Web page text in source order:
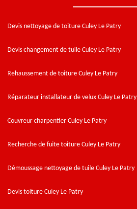
Devis nettoyage de toiture Culey Le Patry
Devis changement de tuile Culey Le Patry
Rehaussement de toiture Culey Le Patry
Réparateur installateur de velux Culey Le Patry
Couvreur charpentier Culey Le Patry
Recherche de fuite toiture Culey Le Patry
Démoussage nettoyage de tuile Culey Le Patry
Devis toiture Culey Le Patry